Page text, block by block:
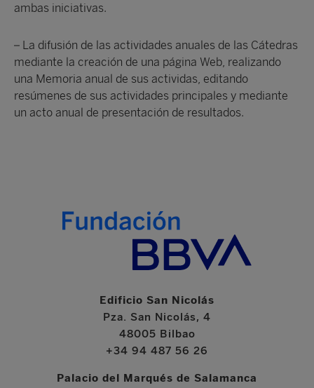
ambas iniciativas.
– La difusión de las actividades anuales de las Cátedras
mediante la creación de una página Web, realizando
una Memoria anual de sus actividas, editando
resúmenes de sus actividades principales y mediante
un acto anual de presentación de resultados.
Edificio San Nicolás
Pza. San Nicolás, 4
48005 Bilbao
+34 94 487 56 26
Palacio del Marqués de Salamanca